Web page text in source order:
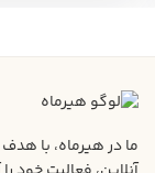
ما در هیرماه، با